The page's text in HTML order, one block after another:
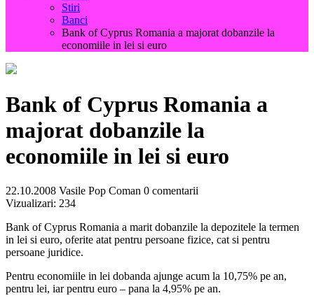
Stiri
Banci
Bank of Cyprus Romania a majorat dobanzile la
economiile in lei si euro
Bank of Cyprus Romania a
majorat dobanzile la
economiile in lei si euro
22.10.2008 Vasile Pop Coman 0 comentarii
Vizualizari: 234
Bank of Cyprus Romania a marit dobanzile la depozitele la termen
in lei si euro, oferite atat pentru persoane fizice, cat si pentru
persoane juridice.
Pentru economiile in lei dobanda ajunge acum la 10,75% pe an,
pentru lei, iar pentru euro – pana la 4,95% pe an.